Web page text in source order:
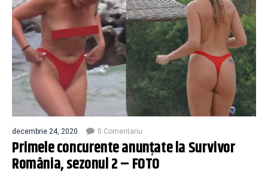
decembrie 24, 2020 0 Comentariu
Primele concurente anunțate la Survivor
România, sezonul 2 – FOTO